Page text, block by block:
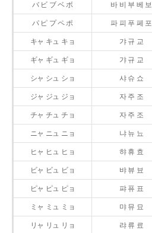
バ ビ ブ ベ ボ 바 비 부 베 보
パ ピ プ ペ ポ 파 피 푸 페 포
キャ キュ キョ 갸 규 교
ギャ ギュ ギョ 갸 규 교
シャ シュ ショ 샤 슈 쇼
ジャ ジュ ジョ 자 주 조
チャ チュ チョ 자 주 조
ニャ ニュ ニョ 냐 뉴 뇨
ヒャ ヒュ ヒョ 햐 휴 효
ビャ ビュ ビョ 뱌 뷰 뵤
ピャ ピュ ピョ 퍄 퓨 표
ミャ ミュ ミョ 먀 뮤 묘
リャ リュ リョ 랴 류 료